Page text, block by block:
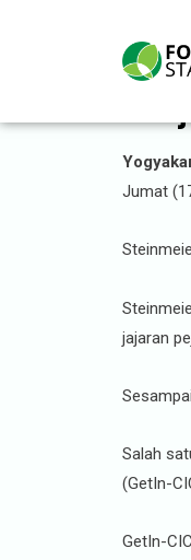
Jumat
jajaran
Salah
(GetIn-
GetIn-